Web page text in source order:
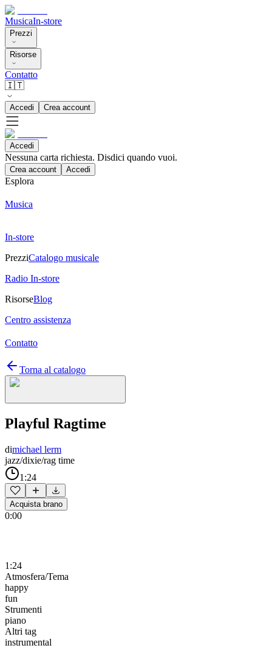
MusicaIn-store
Prezzi
Risorse
Contatto
🇮🇹
Accedi Crea account
Accedi
Nessuna carta richiesta. Disdici quando vuoi.
Crea account Accedi
Esplora
Musica
In-store
PrezziCatalogo musicale
Radio In-store
RisorseBlog
Centro assistenza
Contatto
Torna al catalogo
Playful Ragtime
dimichael lerm
jazz/dixie/rag time
1:24
Acquista brano
0:00
1:24
Atmosfera/Tema
happy
fun
Strumenti
piano
Altri tag
instrumental